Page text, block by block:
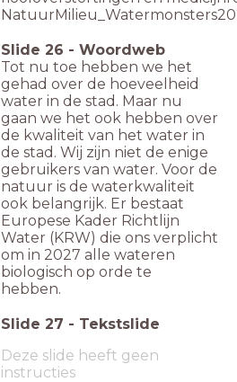
Slide 26 - Woordweb
Tot nu toe hebben we het
gehad over de hoeveelheid
water in de stad. Maar nu
gaan we het ook hebben over
de kwaliteit van het water in
de stad. Wij zijn niet de enige
gebruikers van water. Voor de
natuur is de waterkwaliteit
ook belangrijk. Er bestaat
Europese Kader Richtlijn
Water (KRW) die ons verplicht
om in 2027 alle wateren
biologisch op orde te
hebben.
Slide 27 - Tekstslide
Deze slide heeft geen
instructies